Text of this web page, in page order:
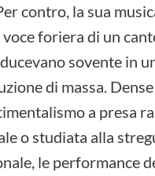
contro, la sua
voce foriera di un
sovente in
di massa.
a presa
o studiata alla
le performance